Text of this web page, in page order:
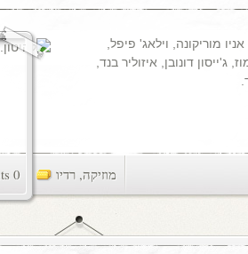
מוריקונה, וילאג' פיפל,
ג'ייסון דונובן, איזוליר בנד,
0 comments מוזיקה, רדיו